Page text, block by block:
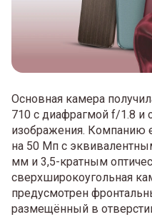
Основная камера
710 с диафрагмой f/1.8 и
изображения. Компанию
на 50 Мп с
мм и 3,5-кратным
сверхширокоугольная
предусмотрен
размещённый в